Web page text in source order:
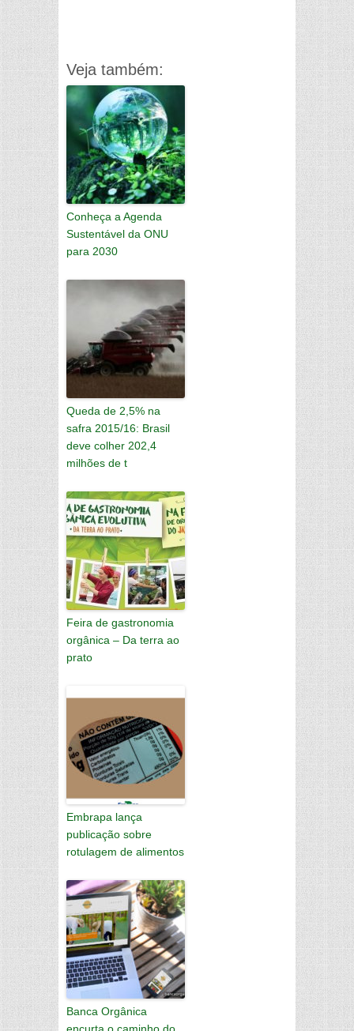
Veja também:
Conheça a Agenda
Sustentável da ONU
para 2030
Queda de 2,5% na
safra 2015/16: Brasil
deve colher 202,4
milhões de t
Feira de gastronomia
orgânica – Da terra ao
prato
Embrapa lança
publicação sobre
rotulagem de alimentos
Banca Orgânica